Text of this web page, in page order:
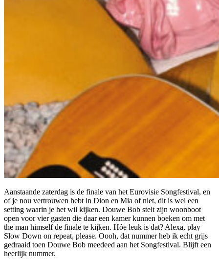
Aanstaande zaterdag is de finale van het Eurovisie Songfestival, en
of je nou vertrouwen hebt in Dion en Mia of niet, dit is wel een
setting waarin je het wil kijken. Douwe Bob stelt zijn woonboot
open voor vier gasten die daar een kamer kunnen boeken om met
the man himself de finale te kijken. Hóe leuk is dat? Alexa, play
Slow Down on repeat, please. Oooh, dat nummer heb ik echt grijs
gedraaid toen Douwe Bob meedeed aan het Songfestival. Blijft een
heerlijk nummer.